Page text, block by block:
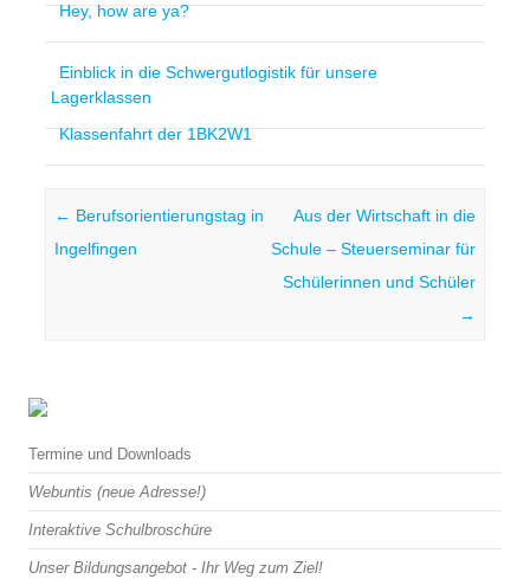
Hey, how are ya?
Einblick in die Schwergutlogistik für unsere
Lagerklassen
Klassenfahrt der 1BK2W1
Post navigation
← Berufsorientierungstag in
Ingelfingen
Aus der Wirtschaft in die
Schule – Steuerseminar für
Schülerinnen und Schüler
→
Termine und Downloads
Webuntis (neue Adresse!)
Interaktive Schulbroschüre
Unser Bildungsangebot - Ihr Weg zum Ziel!